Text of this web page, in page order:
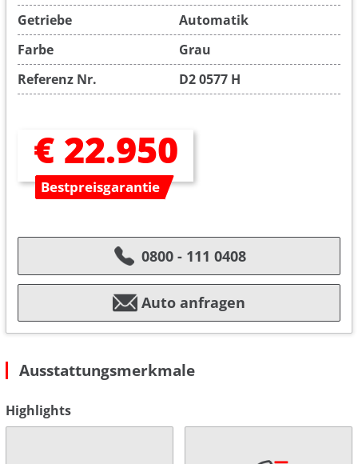
Getriebe
Automatik
Farbe
Grau
Referenz Nr.
D2 0577 H
€ 22.950
Bestpreisgarantie
0800 - 111 0408
Auto anfragen
Ausstattungsmerkmale
Highlights